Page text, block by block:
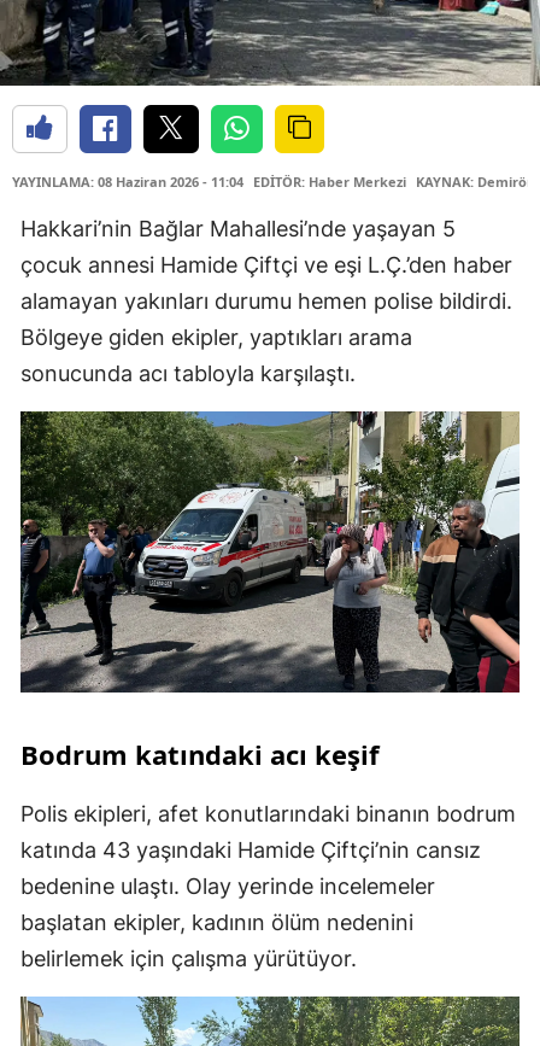
YAYINLAMA: 08 Haziran 2026 - 11:04 EDİTÖR: Haber Merkezi KAYNAK:
Hakkari’nin Bağlar Mahallesi’nde yaşayan 5
çocuk annesi Hamide Çiftçi ve eşi L.Ç.’den haber
alamayan yakınları durumu hemen polise bildirdi.
Bölgeye giden ekipler, yaptıkları arama
sonucunda acı tabloyla karşılaştı.
Bodrum katındaki acı keşif
Polis ekipleri, afet konutlarındaki binanın bodrum
katında 43 yaşındaki Hamide Çiftçi’nin cansız
bedenine ulaştı. Olay yerinde incelemeler
başlatan ekipler, kadının ölüm nedenini
belirlemek için çalışma yürütüyor.